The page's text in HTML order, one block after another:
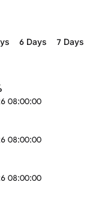
6 Days
7 Days
08:00:00
08:00:00
08:00:00